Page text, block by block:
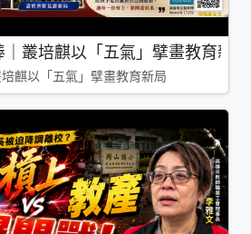
叢培麒以「五氣」擘畫教育新局
麒以「五氣」擘畫教育新局